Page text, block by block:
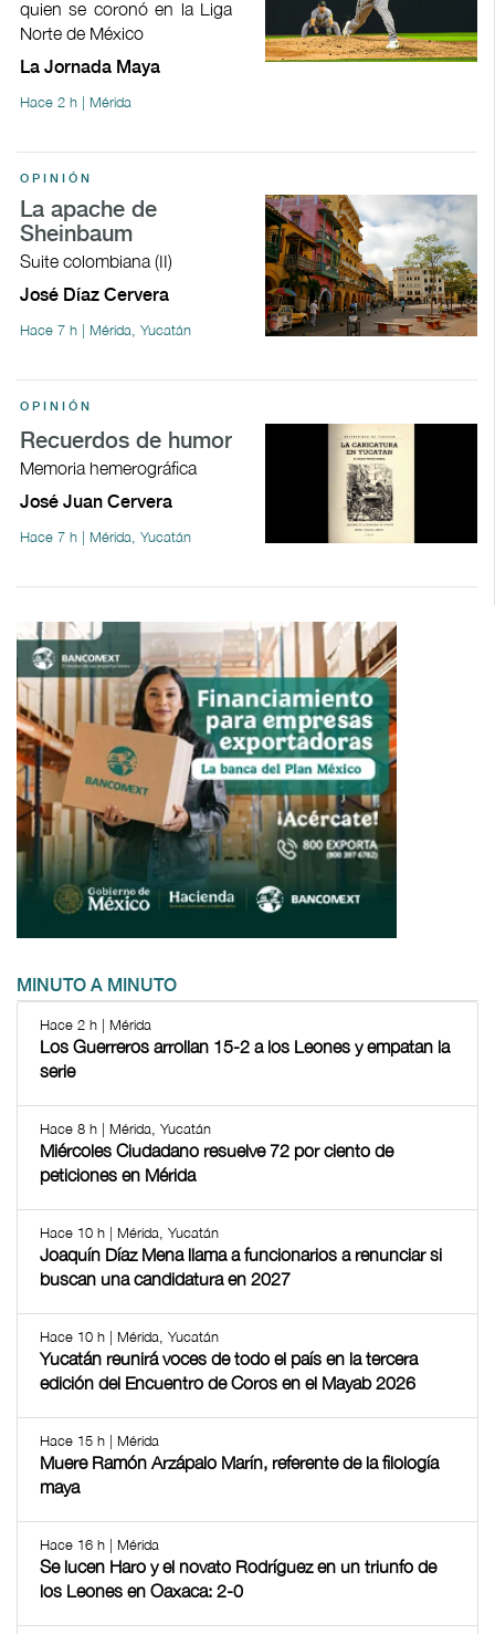
quien se coronó en la Liga
Norte de México
La Jornada Maya
Hace 2 h | Mérida
OPINIÓN
La apache de
Sheinbaum
Suite colombiana (II)
José Díaz Cervera
Hace 7 h | Mérida, Yucatán
OPINIÓN
Recuerdos de humor
Memoria hemerográfica
José Juan Cervera
Hace 7 h | Mérida, Yucatán
MINUTO A MINUTO
Hace 2 h | Mérida
Los Guerreros arrollan 15-2 a los Leones y empatan la
serie
Hace 8 h | Mérida, Yucatán
Miércoles Ciudadano resuelve 72 por ciento de
peticiones en Mérida
Hace 10 h | Mérida, Yucatán
Joaquín Díaz Mena llama a funcionarios a renunciar si
buscan una candidatura en 2027
Hace 10 h | Mérida, Yucatán
Yucatán reunirá voces de todo el país en la tercera
edición del Encuentro de Coros en el Mayab 2026
Hace 15 h | Mérida
Muere Ramón Arzápalo Marín, referente de la filología
maya
Hace 16 h | Mérida
Se lucen Haro y el novato Rodríguez en un triunfo de
los Leones en Oaxaca: 2-0